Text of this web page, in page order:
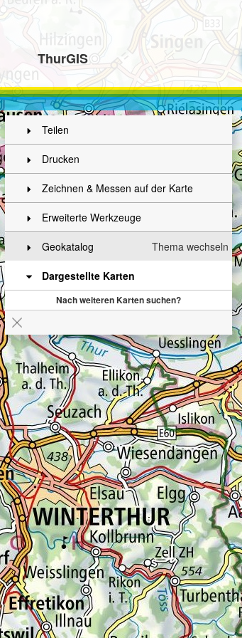
ThurGIS
Teilen
Drucken
Zeichnen & Messen auf der Karte
Erweiterte Werkzeuge
Thema wechseln
Geokatalog
Dargestellte Karten
Nach weiteren Karten suchen?